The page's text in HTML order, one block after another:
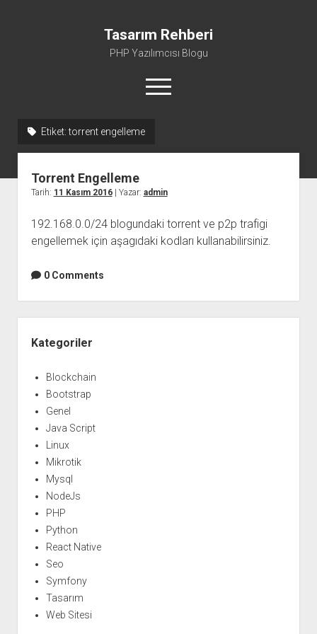
Tasarım Rehberi
PHP Yazılımcısı Blogu
menüyü
aç
Etiket:torrent engelleme
Torrent Engelleme
Tarih: 11 Kasım 2016| Yazar: admin
192.168.0.0/24 blogundaki torrent ve p2p trafigi
engellemek için aşagıdaki kodları kullanabilirsiniz.
0 Comments
Menü
Kategoriler
Blockchain
Bootstrap
Genel
Java Script
Linux
Mikrotik
Mysql
NodeJs
PHP
Python
React Native
Seo
Symfony
Tasarım
Web Sitesi